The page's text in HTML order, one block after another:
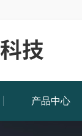
产品中心